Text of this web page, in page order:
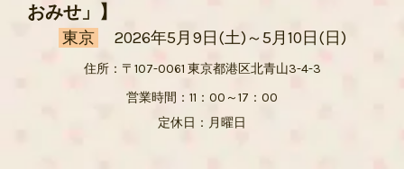
おみせ」
】
東京
2026年5月9日(土)～5月10日(日)
住所：〒107-0061 東京都港区北青山3-4-3
営業時間：11：00～17：00
定休日：月曜日